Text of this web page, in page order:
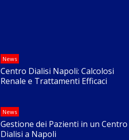
News
Centro Dialisi Napoli: Calcolosi
Renale e Trattamenti Efficaci
News
Gestione dei Pazienti in un Centro
Dialisi a Napoli